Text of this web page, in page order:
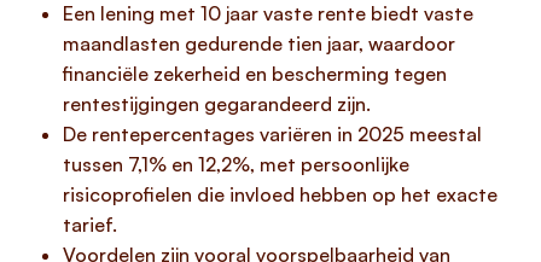
Een lening met 10 jaar vaste rente biedt vaste
maandlasten gedurende tien jaar, waardoor
financiële zekerheid en bescherming tegen
rentestijgingen gegarandeerd zijn.
De rentepercentages variëren in 2025 meestal
tussen 7,1% en 12,2%, met persoonlijke
risicoprofielen die invloed hebben op het exacte
tarief.
Voordelen zijn vooral voorspelbaarheid van